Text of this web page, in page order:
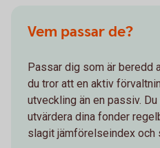
Vem passar de?
Passar dig som är beredd
du tror att en aktiv
utveckling än en passiv.
utvärdera dina fonder
slagit jämförelseindex och